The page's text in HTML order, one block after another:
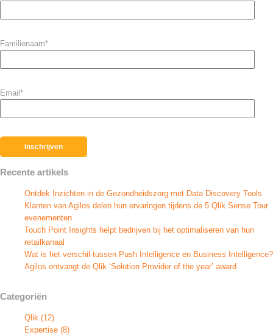
Familienaam*
Email *
Recente artikels
Ontdek Inzichten in de Gezondheidszorg met Data Discovery Tools
Klanten van Agilos delen hun ervaringen tijdens de 5 Qlik Sense Tour
evenementen
Touch Point Insights helpt bedrijven bij het optimaliseren van hun
retailkanaal
Wat is het verschil tussen Push Intelligence en Business Intelligence?
Agilos ontvangt de Qlik ‘Solution Provider of the year’ award
Categoriën
Qlik (12)
Expertise (8)